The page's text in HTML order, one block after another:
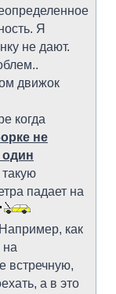
Я
не дают.
движок
когда
не
один
падает на
как
на
встречную,
а в это